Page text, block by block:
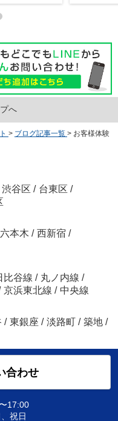
へ
> ブログ記事一覧 > お客様体験
渋谷区 / 台東区 /
六本木 / 西新宿 /
比谷線 / 丸ノ内線 /
京浜東北線 / 中央線
/ 東銀座 / 淡路町 / 築地 /
合わせ
17:00
祝日